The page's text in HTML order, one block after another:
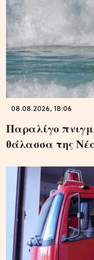
08.08.2026, 18:06
Παραλίγο
θάλασσα της